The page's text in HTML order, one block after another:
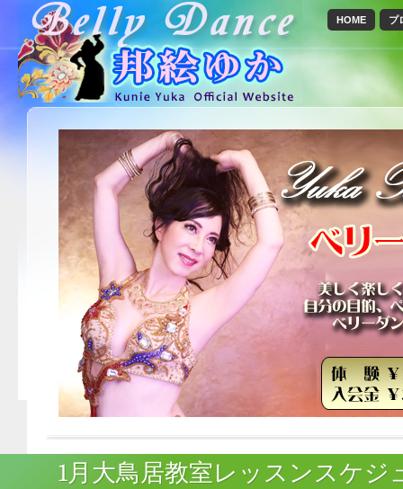
プ
HOME
1月大鳥居教室レッスンスケジ